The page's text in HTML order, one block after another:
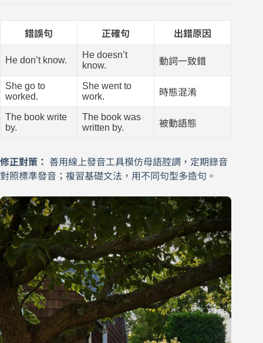
錯誤句 正確句 出錯原因
He don’t know.
He doesn’t
know.
動詞一致錯
She go to
worked.
She went to
work.
時態混淆
The book write
by.
The book was
written by.
被動語態
修正對策： 善用線上發音工具模仿母語腔調，定期錄音
對照標準發音；複習基礎文法，用不同句型多造句。